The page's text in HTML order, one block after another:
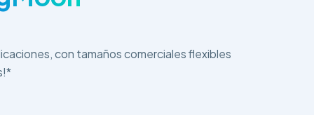
con tamaños comerciales flexibles